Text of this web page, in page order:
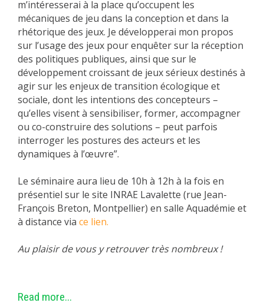
m’intéresserai à la place qu’occupent les
mécaniques de jeu dans la conception et dans la
rhétorique des jeux. Je développerai mon propos
sur l’usage des jeux pour enquêter sur la réception
des politiques publiques, ainsi que sur le
développement croissant de jeux sérieux destinés à
agir sur les enjeux de transition écologique et
sociale, dont les intentions des concepteurs –
qu’elles visent à sensibiliser, former, accompagner
ou co-construire des solutions – peut parfois
interroger les postures des acteurs et les
dynamiques à l’œuvre”.
Le séminaire aura lieu de 10h à 12h à la fois en
présentiel sur le site INRAE Lavalette (rue Jean-
François Breton, Montpellier) en salle Aquadémie et
à distance via ce lien.
Au plaisir de vous y retrouver très nombreux !
Read more...